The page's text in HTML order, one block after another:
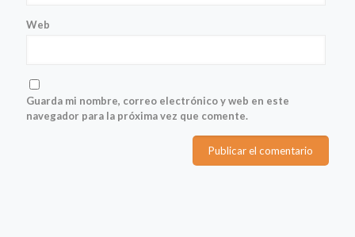
Web
Guarda mi nombre, correo electrónico y web en este
navegador para la próxima vez que comente.